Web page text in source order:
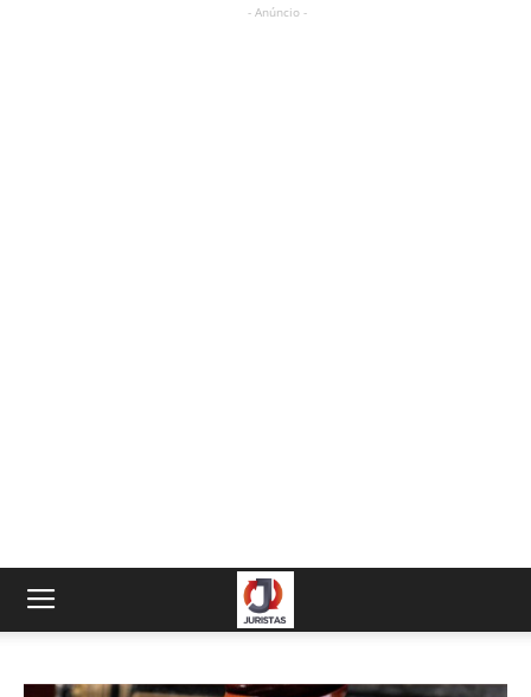
- Anúncio -